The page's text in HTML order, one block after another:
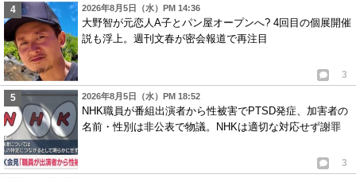
2026年8月5日（水）PM 14:36
大野智が元恋人A子とパン屋オープンへ? 4回目の個展開催
説も浮上。週刊文春が密会報道で再注目
3
2026年8月5日（水）PM 18:52
NHK職員が番組出演者から性被害でPTSD発症、加害者の
名前・性別は非公表で物議。NHKは適切な対応せず謝罪
3